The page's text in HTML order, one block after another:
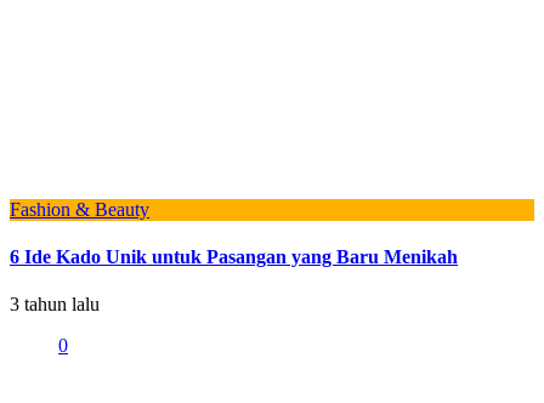
Fashion & Beauty
6 Ide Kado Unik untuk Pasangan yang Baru Menikah
3 tahun lalu
0